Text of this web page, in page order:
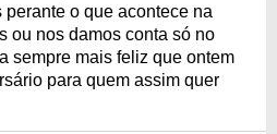
o que acontece na
ou nos damos conta só no
sempre mais feliz que ontem
para quem assim quer